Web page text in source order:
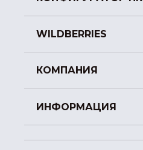
WILDBERRIES
КОМПАНИЯ
ИНФОРМАЦИЯ